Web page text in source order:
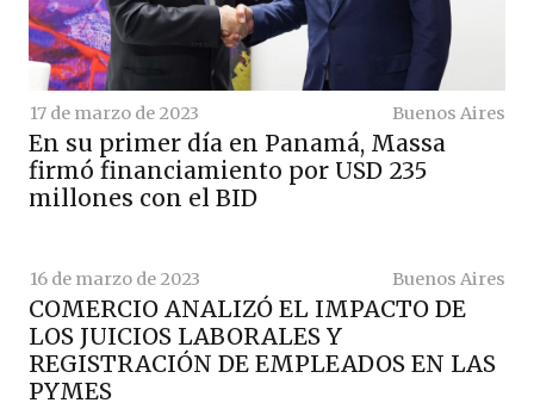
17 de marzo de 2023 Buenos Aires
En su primer día en Panamá, Massa
firmó financiamiento por USD 235
millones con el BID
16 de marzo de 2023 Buenos Aires
COMERCIO ANALIZÓ EL IMPACTO DE
LOS JUICIOS LABORALES Y
REGISTRACIÓN DE EMPLEADOS EN LAS
PYMES